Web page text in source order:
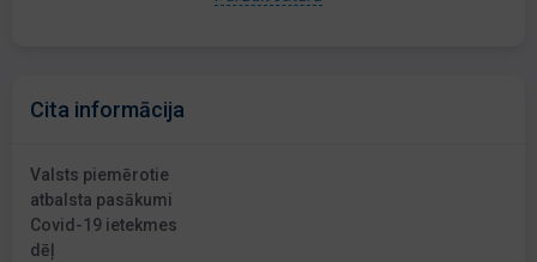
Cita informācija
Valsts piemērotie
atbalsta pasākumi
Covid-19 ietekmes
dēļ